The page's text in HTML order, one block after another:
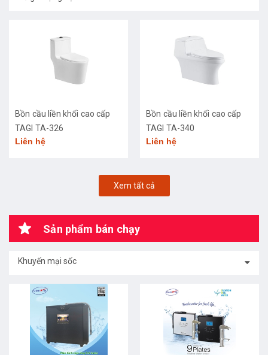
Bồn cầu liền khối cao cấp
TAGI TA-326
Liên hệ
Bồn cầu liền khối cao cấp
TAGI TA-340
Liên hệ
Xem tất cả
Sản phẩm bán chạy
Khuyến mại sốc